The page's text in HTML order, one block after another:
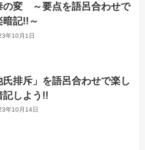
の変 ～要点を語呂合わせで
暗記!!～
年10月1日
氏排斥」を語呂合わせで楽し
記しよう!!
年10月14日